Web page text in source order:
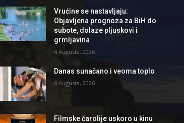
Vrućine se nastavljaju:
Objavljena prognoza za BiH do
subote, dolaze pljuskovi i
grmljavina
4 Augusta, 2026
Danas sunačano i veoma toplo
6 Augusta, 2026
Filmske čarolije uskoro u kinu